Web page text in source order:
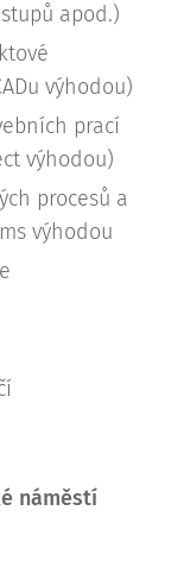
apod.)
výhodou)
prací
výhodou)
procesů a
výhodou
náměstí